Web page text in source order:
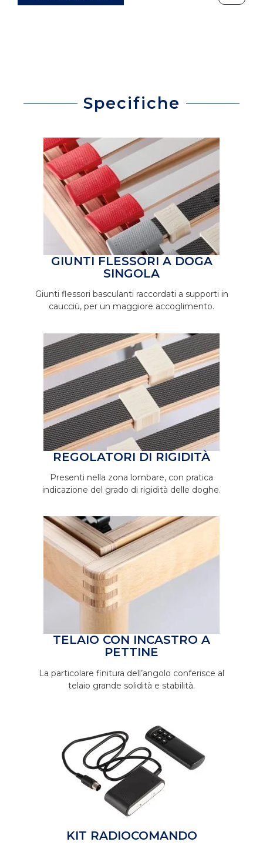
Specifiche
GIUNTI FLESSORI A DOGA
SINGOLA
Giunti flessori basculanti raccordati a supporti in
caucciù, per un maggiore accoglimento.
REGOLATORI DI RIGIDITÀ
Presenti nella zona lombare, con pratica
indicazione del grado di rigidità delle doghe.
TELAIO CON INCASTRO A
PETTINE
La particolare finitura dell’angolo conferisce al
telaio grande solidità e stabilità.
KIT RADIOCOMANDO